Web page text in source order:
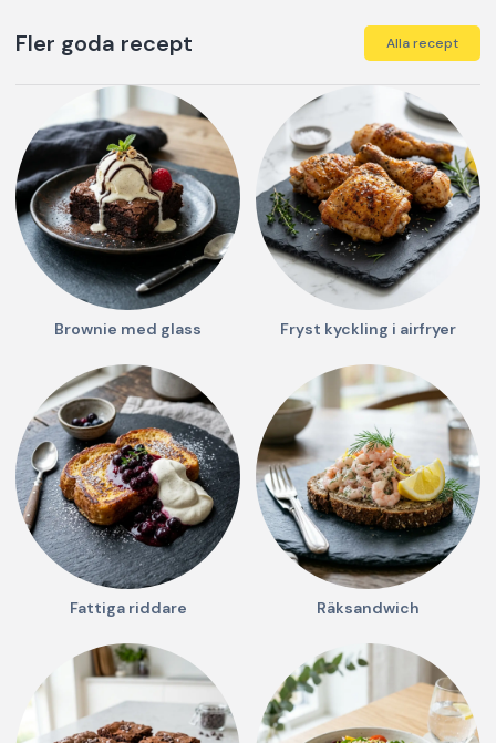
Fler goda recept Alla recept
Brownie med glass Fryst kyckling i airfryer
Fattiga riddare Räksandwich